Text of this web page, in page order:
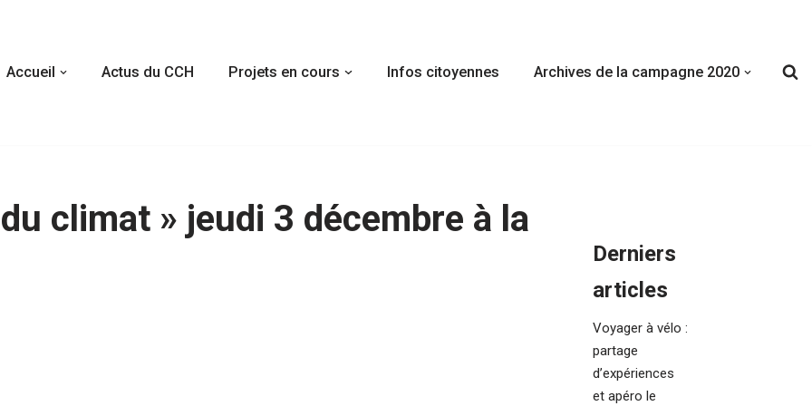
Accueil Actus du CCH Projets en cours Infos citoyennes Archives de la campagne 2020
climat » jeudi 3 décembre à la
Derniers
articles
Voyager à vélo :
partage
d’expériences
et apéro le